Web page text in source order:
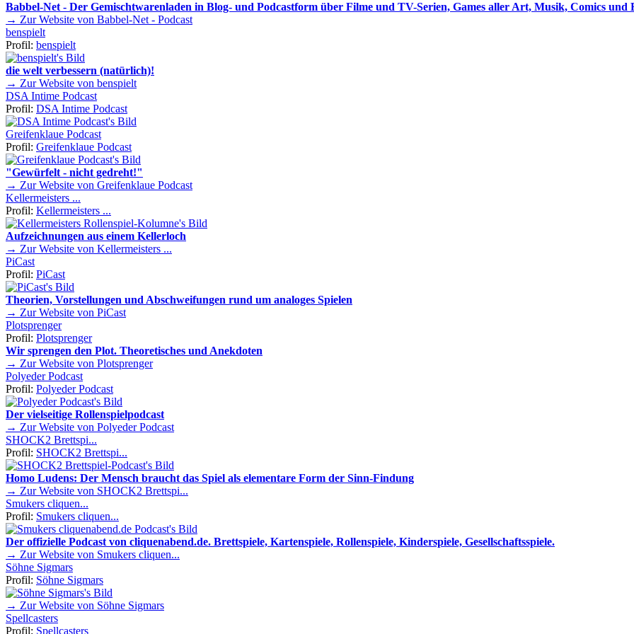
Babbel-Net - Der Gemischtwarenladen in Blog- und Podcastform über Filme und TV-Serien, Games aller Art, Musik, Comics und
→ Zur Website von Babbel-Net - Podcast
benspielt
Profil: benspielt
die welt verbessern (natürlich)!
→ Zur Website von benspielt
DSA Intime Podcast
Profil: DSA Intime Podcast
Greifenklaue Podcast
Profil: Greifenklaue Podcast
"Gewürfelt - nicht gedreht!"
→ Zur Website von Greifenklaue Podcast
Kellermeisters ...
Profil: Kellermeisters ...
Aufzeichnungen aus einem Kellerloch
→ Zur Website von Kellermeisters ...
PiCast
Profil: PiCast
Theorien, Vorstellungen und Abschweifungen rund um analoges Spielen
→ Zur Website von PiCast
Plotsprenger
Profil: Plotsprenger
Wir sprengen den Plot. Theoretisches und Anekdoten
→ Zur Website von Plotsprenger
Polyeder Podcast
Profil: Polyeder Podcast
Der vielseitige Rollenspielpodcast
→ Zur Website von Polyeder Podcast
SHOCK2 Brettspi...
Profil: SHOCK2 Brettspi...
Homo Ludens: Der Mensch braucht das Spiel als elementare Form der Sinn-Findung
→ Zur Website von SHOCK2 Brettspi...
Smukers cliquen...
Profil: Smukers cliquen...
Der offizielle Podcast von cliquenabend.de. Brettspiele, Kartenspiele, Rollenspiele, Kinderspiele, Gesellschaftsspiele.
→ Zur Website von Smukers cliquen...
Söhne Sigmars
Profil: Söhne Sigmars
→ Zur Website von Söhne Sigmars
Spellcasters
Profil: Spellcasters